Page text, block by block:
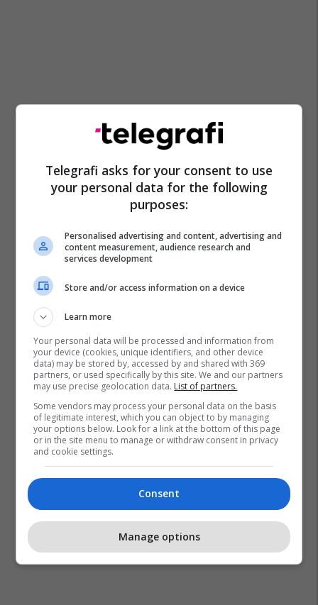
Telegrafi asks for your consent to use
your personal data for the following
purposes:
Personalised advertising and content, advertising and
content measurement, audience research and
services development
Store and/or access information on a device
Learn more
Your personal data will be processed and information from
your device (cookies, unique identifiers, and other device
data) may be stored by, accessed by and shared with 369
partners, or used specifically by this site. We and our partners
may use precise geolocation data. List of partners.
Some vendors may process your personal data on the basis
of legitimate interest, which you can object to by managing
your options below. Look for a link at the bottom of this page
or in the site menu to manage or withdraw consent in privacy
and cookie settings.
Consent
Manage options